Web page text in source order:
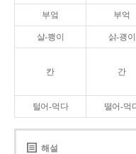
부엌 부억
살-쾡이 삵-괭이
칸 간
털어-먹다 떨어-먹
해설